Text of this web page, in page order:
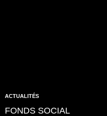
ACTUALITÉS
FONDS SOCIAL